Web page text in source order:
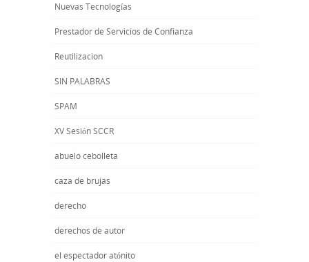
Nuevas Tecnologías
Prestador de Servicios de Confianza
Reutilizacion
SIN PALABRAS
SPAM
XV Sesión SCCR
abuelo cebolleta
caza de brujas
derecho
derechos de autor
el espectador atónito